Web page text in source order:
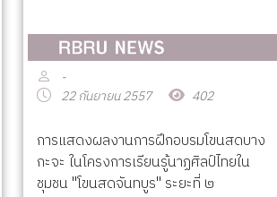
-
22 กันยายน 2557
402
การแสดงผลงานการฝึกอบรมโขนสดบาง
กะจะ ในโครงการเรียนรู้นาฏศิลป์ไทยใน
ชุมชน "โขนสดจันทบูร" ระยะที่ ๒